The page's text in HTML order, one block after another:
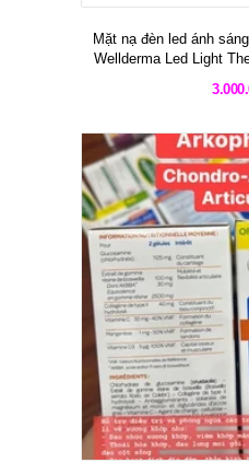
Mặt nạ đèn led ánh
Wellderma Led Light